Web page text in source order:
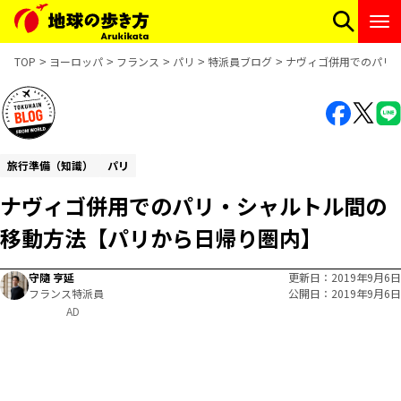
TOP ヨーロッパ フランス パリ 特派員ブログ ナヴィゴ併用でのパリ
旅行準備（知識） パリ
ナヴィゴ併用でのパリ・シャルトル間の
移動方法【パリから日帰り圏内】
守隨 亨延
フランス特派員
更新日
2019年9月6日
公開日
2019年9月6日
AD